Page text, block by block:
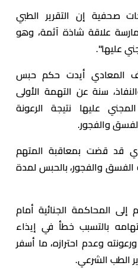
صحفية إن التقرير الطبي
علاقة شاذة آثمة، وهو
عليها".
المعادي أيدت حكم حبس
سنة عن التهمة الأولى
عليها نتيجة الرعونة
والفجور.
قد قضت بمعاقبة المتهم
الفسق والفجور، بالحبس لمدة
إلى المحاكمة الجنائية أمام
بالتسبب خطأ في إيذاء
وعدم احترازه، ما أسفر
الطب الشرعي.